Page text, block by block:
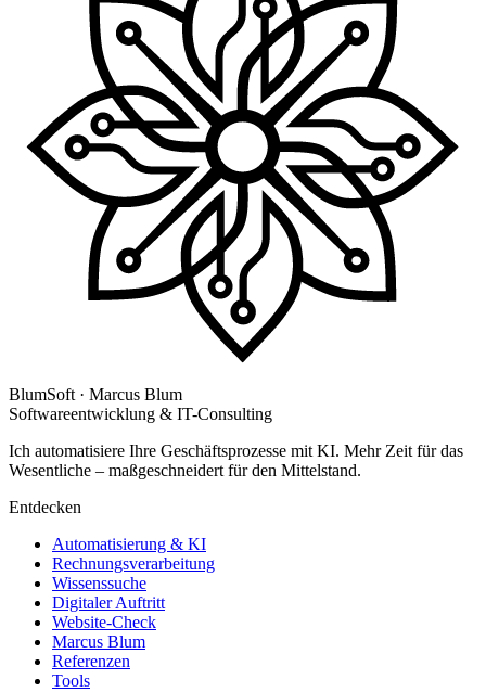
BlumSoft · Marcus Blum
Softwareentwicklung & IT-Consulting
Ich automatisiere Ihre Geschäftsprozesse mit KI. Mehr Zeit für das
Wesentliche – maßgeschneidert für den Mittelstand.
Entdecken
Automatisierung & KI
Rechnungsverarbeitung
Wissenssuche
Digitaler Auftritt
Website-Check
Marcus Blum
Referenzen
Tools